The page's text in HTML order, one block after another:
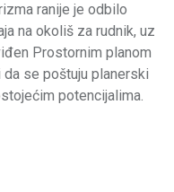
ranije je odbilo
na okoliš za rudnik, uz
Prostornim planom
da se poštuju planerski
potencijalima.